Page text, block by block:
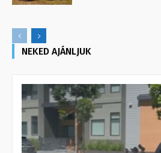
NEKED AJÁNLJUK